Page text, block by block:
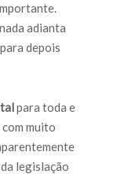
adianta
depois
para toda e
muito
legislação